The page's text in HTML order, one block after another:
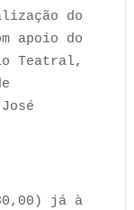
do
apoio do
Teatral,
já à